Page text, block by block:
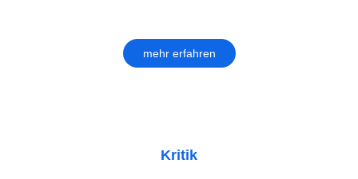
mehr erfahren
Kritik